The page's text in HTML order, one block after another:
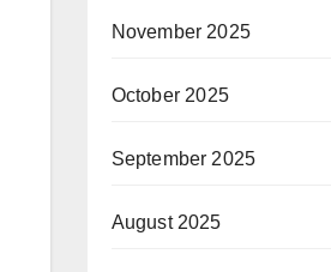
November 2025
October 2025
September 2025
August 2025